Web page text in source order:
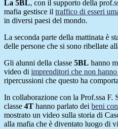
La 5BL, con il supporto della
mafia gestisce il traffico di esseri
in diversi paesi del mondo.
La seconda parte della mattinata è
delle persone che si sono ribellate
Gli alunni della classe 5BL hanno
video di imprenditori che non
ripercussioni che questo ha
In collaborazione con la Prof.ssa F.
classe 4T hanno parlato dei beni
mostrato un video sulla storia di
alla mafia che è diventato luogo di